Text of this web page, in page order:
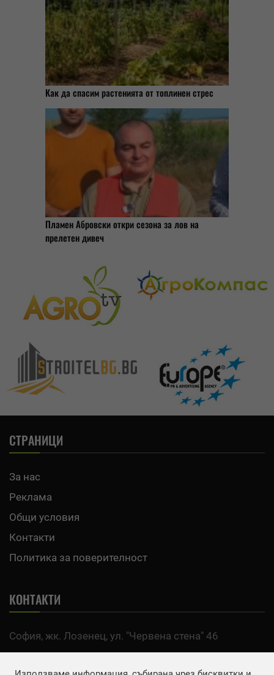
Как да спасим растенията от топлинен стрес
Пламен Абровски откри сезона за лов на
прелетен дивеч
СТРАНИЦИ
За нас
Реклама
Общи условия
Контакти
Политика за поверителност
КОНТАКТИ
София, жк. Лозенец, ул. "Червена стена" 46
тел: 0700 200 63